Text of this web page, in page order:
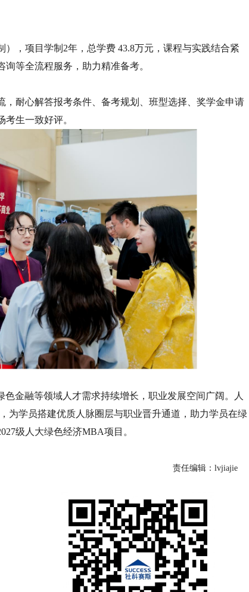
，项目学制2年，总学费 43.8万元，课程与实践结合紧
等全流程服务，助力精准备考。
耐心解答报考条件、备考规划、班型选择、奖学金申请
生一致好评。
金融等领域人才需求持续增长，职业发展空间广阔。人
为学员搭建优质人脉圈层与职业晋升通道，助力学员在绿
级人大绿色经济MBA项目。
责任编辑：lvjiajie